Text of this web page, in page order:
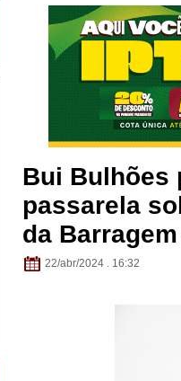
Bui Bulhões
passarela
da
22/abr/2024 . 16:32